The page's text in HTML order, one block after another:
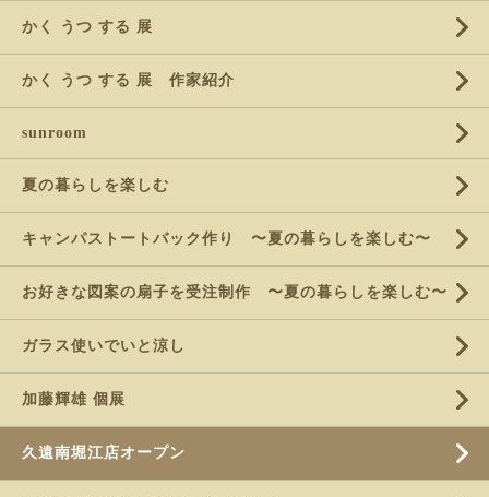
かく うつ する 展
かく うつ する 展 作家紹介
sunroom
夏の暮らしを楽しむ
キャンパストートバック作り 〜夏の暮らしを楽しむ〜
お好きな図案の扇子を受注制作 〜夏の暮らしを楽しむ〜
ガラス使いでいと涼し
加藤輝雄 個展
久遠南堀江店オープン